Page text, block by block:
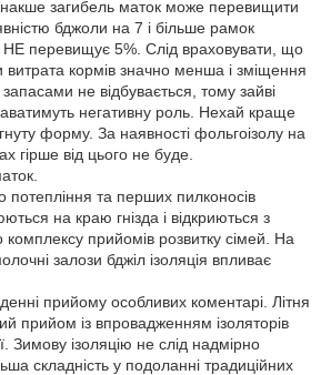
інакше загибель маток може перевищити
бджоли на 7 і більше рамок
НЕ перевищує 5%. Слід враховувати, що
витрата кормів значно менша і зміщення
не відбувається, тому зайві
негативну роль. Нехай краще
форму. За наявності фольгоізолу на
гірше від цього не буде.
потепління та перших пилконосів
на краю гнізда і відкриються з
прийомів розвитку сімей. На
залози бджіл ізоляція впливає
прийому особливих коментарі. Літня
прийом із впровадженням ізоляторів
Зимову ізоляцію не слід надмірно
складність у подоланні традиційних